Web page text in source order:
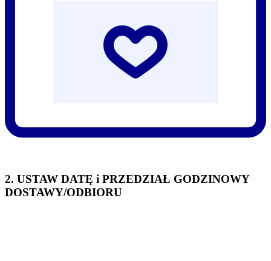
2. USTAW DATĘ i PRZEDZIAŁ GODZINOWY
DOSTAWY/ODBIORU